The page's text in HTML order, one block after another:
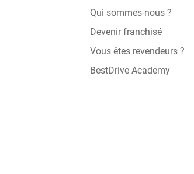
Qui sommes-nous ?
Devenir franchisé
Vous êtes revendeurs ?
BestDrive Academy